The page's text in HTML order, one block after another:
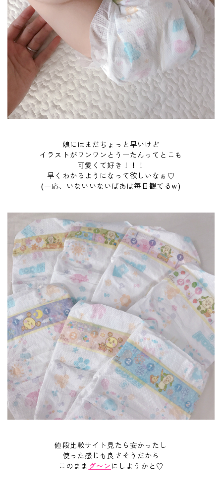
娘にはまだちょっと早いけど
イラストがワンワンとうーたんってとこも
可愛くて好き！！！
早くわかるようになって欲しいなぁ♡
(一応、いないいないばあは毎日観てるw)
値段比較サイト見たら安かったし
使った感じも良さそうだから
このまま グ〜ン にしようかと♡